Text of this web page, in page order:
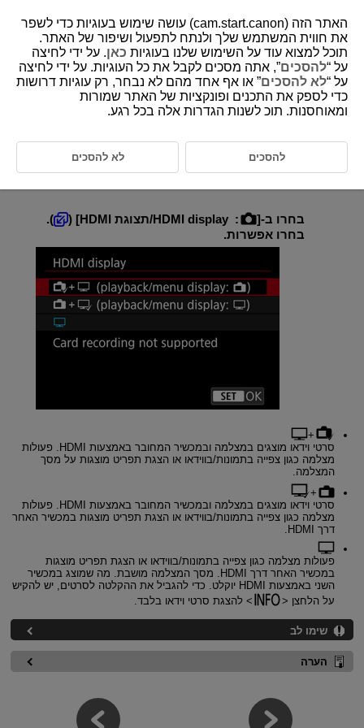
D375-113
תצוגה במהלך חיבור HDMI
ניתן להתאים אישית את אופן הצגת הווידאו כשהוא מוקלט באמצעות HDMI
למכשיר חיצוני. פלט הווידאו עצמו תואם להגדרה [
בחרו ב-[ : HDMI display/תצוגת HDMI ] (
).
בחרו אפשרות.
+
סרטי וידאו מוצגים במצלמה ובמכשיר המחובר באמצעות HDMI. פעולות
מצלמה כגון צפייה בתמונות/בווידאו או הצגת תפריט מוצגות על מסך
המצלמה.
+
סרטי וידאו מוצגים במצלמה ובמכשיר המחובר באמצעות HDMI. פעולות
מצלמה כגון צפייה בתמונות/בווידאו או הצגת תפריט מוצגות במכשיר האחר
דרך HDMI.
פעולות מצלמה כגון צפייה בתמונות/בווידאו או הצגת תפריט מוצגות
במכשיר האחר דרך HDMI. מסך המצלמה מושבת. מה שמוצג במכשיר
השני באמצעות HDMI יוקלט. כדי להגביל את ההקלטה לסרטים, יש להקיש
על הלחצן
להצגת סרטי וידאו בלבד.
שימו לב
הערה
האתר הזה (cam.start.canon) עושה שימוש בעוגיות כדי לשפר
את חווית המשתמש שלך ולנתח לתפעול ושיפור של האתר.
תוכל למצוא עוד על השימוש שלנו בעוגיות כאן. על ידי לחיצה
על “להסכים”, אתה מסכים לקבל את כל העוגיות. על ידי לחיצה
על “לא להסכים” או אף אחד מהם לא נבחר, רק עוגיות דרושות
כדי לספק את התכנים ופונקציות של האתר שמורות
ומאוחסנות. תוכ לשנות הגדרות אלה בכל רגע.
להסכים לא להסכים